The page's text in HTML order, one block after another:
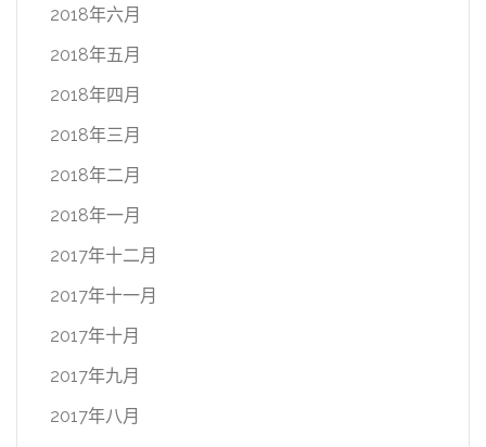
2018年六月
2018年五月
2018年四月
2018年三月
2018年二月
2018年一月
2017年十二月
2017年十一月
2017年十月
2017年九月
2017年八月